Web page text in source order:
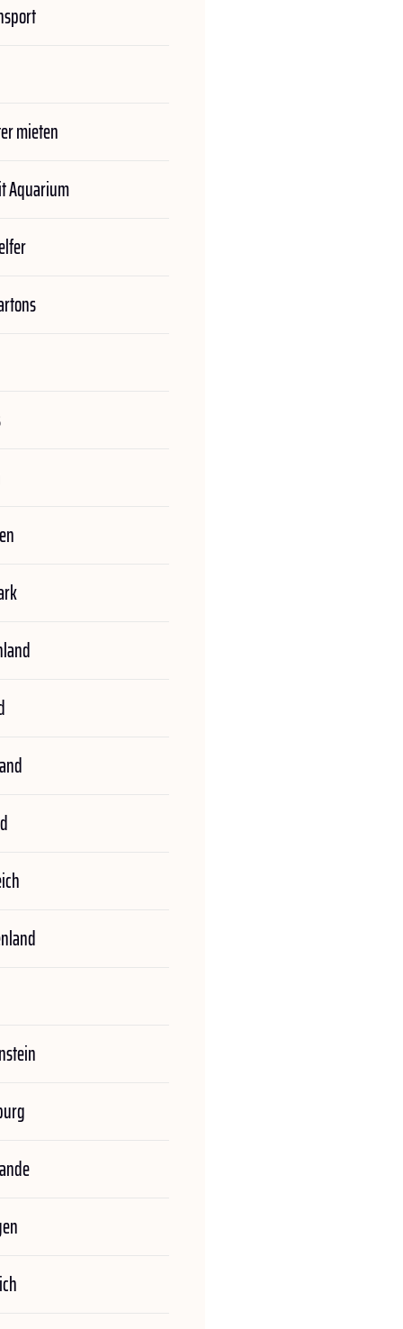
mieten
Aquarium